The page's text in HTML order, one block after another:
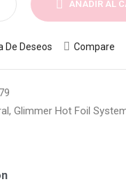
AÑADIR AL
De Deseos Compare
, Glimmer Hot Foil